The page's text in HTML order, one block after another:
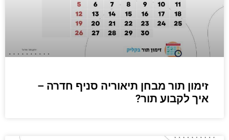
זימון תור מבחן תיאוריה סניף חדרה –
איך לקבוע תור?